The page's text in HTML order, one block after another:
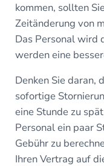
kommen, sollten
Zeitänderung von
Das Personal wird
werden eine
Denken Sie daran,
sofortige
eine Stunde zu
Personal ein paar
Gebühr zu
Ihren Vertrag auf